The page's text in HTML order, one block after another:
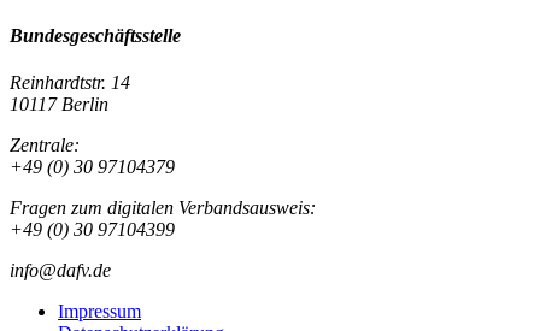
Bundesgeschäftsstelle
Reinhardtstr. 14
10117 Berlin
Zentrale:
+49 (0) 30 97104379
Fragen zum digitalen Verbandsausweis:
+49 (0) 30 97104399
info@dafv.de
Impressum